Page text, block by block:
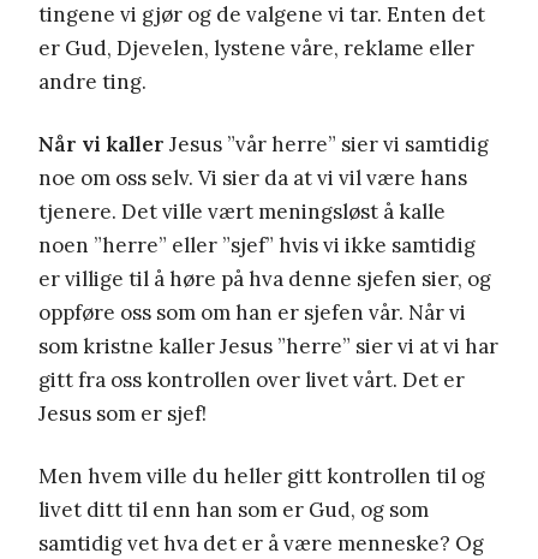
tingene vi gjør og de valgene vi tar. Enten det
er Gud, Djevelen, lystene våre, reklame eller
andre ting.
Når vi kaller Jesus ”vår herre” sier vi samtidig
noe om oss selv. Vi sier da at vi vil være hans
tjenere. Det ville vært meningsløst å kalle
noen ”herre” eller ”sjef” hvis vi ikke samtidig
er villige til å høre på hva denne sjefen sier, og
oppføre oss som om han er sjefen vår. Når vi
som kristne kaller Jesus ”herre” sier vi at vi har
gitt fra oss kontrollen over livet vårt. Det er
Jesus som er sjef!
Men hvem ville du heller gitt kontrollen til og
livet ditt til enn han som er Gud, og som
samtidig vet hva det er å være menneske? Og